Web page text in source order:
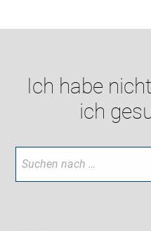
Ich habe
ich